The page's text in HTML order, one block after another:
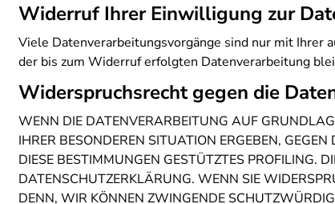
Widerruf Ihrer Einwilligung zur
Viele Datenverarbeitungsvorgänge sind nur mit Ihrer
der bis zum Widerruf erfolgten Datenverarbeitung
Widerspruchsrecht gegen die
WENN DIE DATENVERARBEITUNG AUF
IHRER BESONDEREN SITUATION ERGEBEN,
DIESE BESTIMMUNGEN GESTÜTZTES PROFILING.
DATENSCHUTZERKLÄRUNG. WENN SIE
DENN, WIR KÖNNEN ZWINGENDE